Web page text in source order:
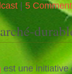
5
est une initiative